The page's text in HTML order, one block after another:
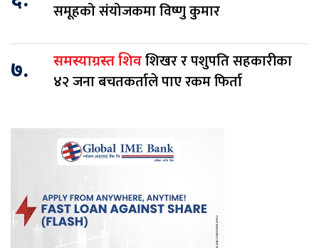
समूहको संयोजकमा विष्णु कुमार
७. समस्याग्रस्त शिवशिखर र पशुपति सहकारीका
४२ जना बचतकर्ताले पाए रकम फिर्ता